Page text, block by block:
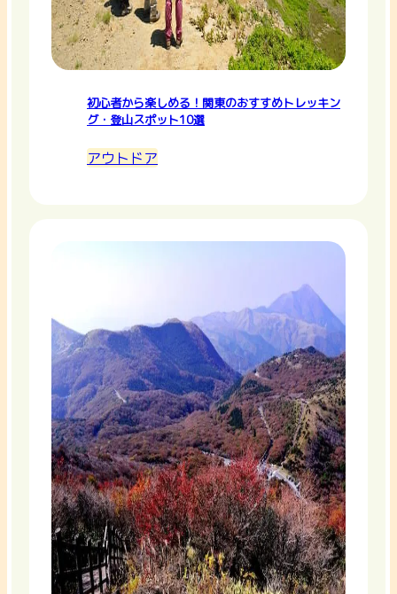
初心者から楽しめる！関東のおすすめトレッキン
グ・登山スポット10選
アウトドア